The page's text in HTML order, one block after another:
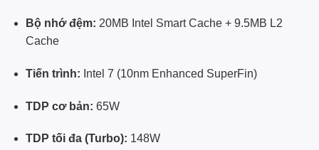
Bộ nhớ đệm: 20MB Intel Smart Cache + 9.5MB L2
Cache
Tiến trình: Intel 7 (10nm Enhanced SuperFin)
TDP cơ bản: 65W
TDP tối đa (Turbo): 148W